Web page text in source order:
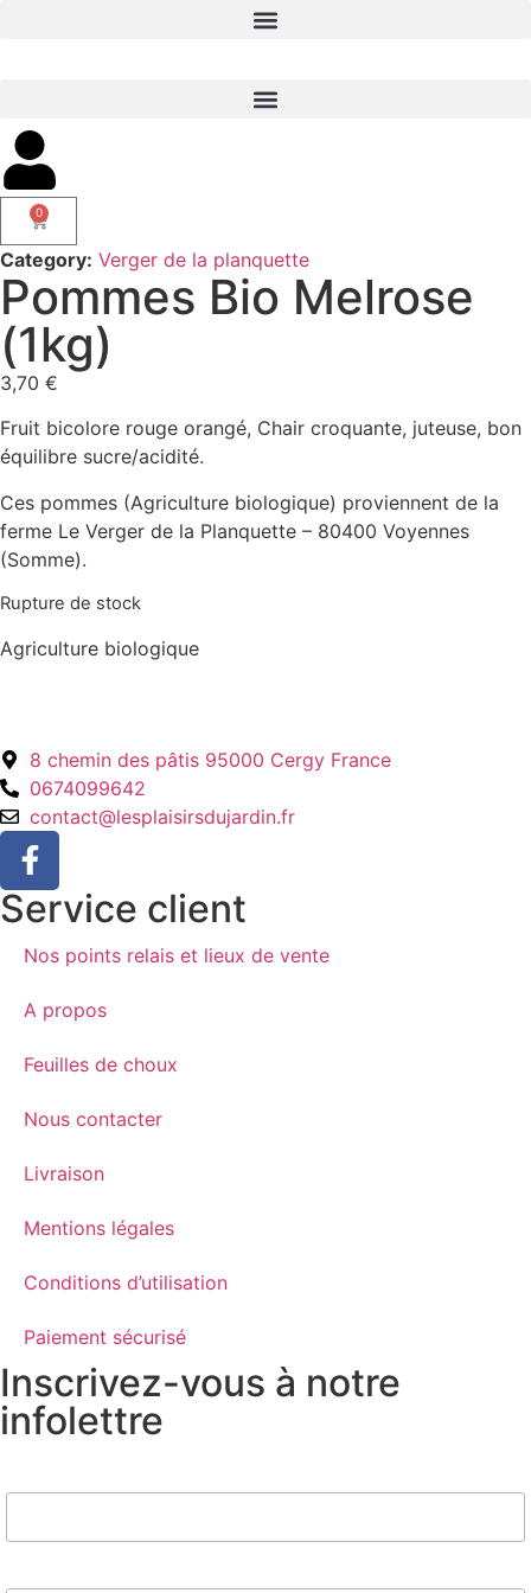
0
Category: Verger de la planquette
Pommes Bio Melrose
(1kg)
3,70 €
Fruit bicolore rouge orangé, Chair croquante, juteuse, bon
équilibre sucre/acidité.
Ces pommes (Agriculture biologique) proviennent de la
ferme Le Verger de la Planquette – 80400 Voyennes
(Somme).
Rupture de stock
Agriculture biologique
8 chemin des pâtis 95000 Cergy France
0674099642
contact@lesplaisirsdujardin.fr
Service client
Nos points relais et lieux de vente
A propos
Feuilles de choux
Nous contacter
Livraison
Mentions légales
Conditions d’utilisation
Paiement sécurisé
Inscrivez-vous à notre
infolettre